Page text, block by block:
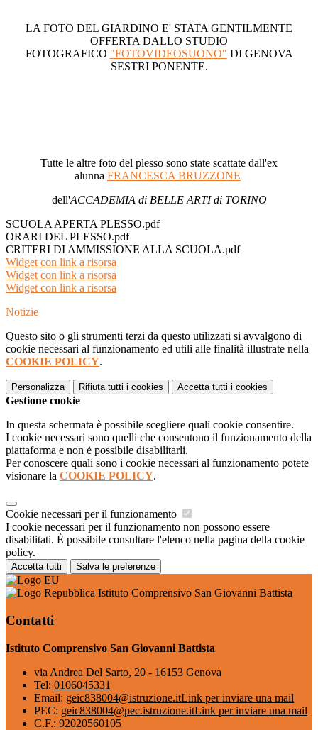
LA FOTO DEL GIARDINO E' STATA GENTILMENTE
OFFERTA DALLO STUDIO
FOTOGRAFICO "FOTOVIDEOSUONO" DI GENOVA
SESTRI PONENTE.
Tutte le altre foto del plesso sono state scattate dall'ex
alunna FRANCESCA BRUZZONE
dell'ACCADEMIA di BELLE ARTI di TORINO
SCUOLA APERTA PLESSO.pdf
ORARI DEL PLESSO.pdf
CRITERI DI AMMISSIONE ALLA SCUOLA.pdf
Widget con link a risorsa
Widget con link a risorsa
Widget con link a risorsa
Notizie
Questo sito o gli strumenti terzi da questo utilizzati si avvalgono di
cookie necessari al funzionamento ed utili alle finalità illustrate nella
COOKIE POLICY.
Personalizza Rifiuta tutti i cookies Accetta tutti i cookies
Gestione cookie
In questa schermata è possibile scegliere quali cookie consentire.
I cookie necessari sono quelli che consentono il funzionamento della
piattaforma e non è possibile disabilitarli.
Per conoscere quali sono i cookie necessari al funzionamento potete
visionare la COOKIE POLICY.
Cookie necessari per il funzionamento
I cookie necessari per il funzionamento non possono essere
disabilitati. È possibile consultare l'elenco nella pagina della cookie
policy.
Accetta tutti Salva le preferenze
Istituto Comprensivo San Giovanni Battista
Contatti
Istituto Comprensivo San Giovanni Battista
via Andrea Del Sarto, 20 - 16153 Genova
Tel: 0106045331
Email: geic838004@istruzione.itLink per inviare una mail
PEC: geic838004@pec.istruzione.itLink per inviare una mail
C.F.: 92020560105